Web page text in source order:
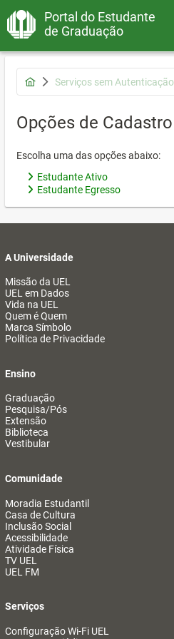
Portal do Estudante
de Graduação
Serviços sem Autenticação
Opções de Cadastro
Escolha uma das opções abaixo:
Estudante Ativo
Estudante Egresso
A Universidade
Missão da UEL
UEL em Dados
Vida na UEL
Quem é Quem
Marca Símbolo
Política de Privacidade
Ensino
Graduação
Pesquisa/Pós
Extensão
Biblioteca
Vestibular
Comunidade
Moradia Estudantil
Casa de Cultura
Inclusão Social
Acessibilidade
Atividade Física
TV UEL
UEL FM
Serviços
Configuração Wi-Fi UEL